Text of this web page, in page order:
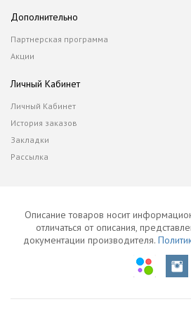
Дополнительно
Партнерская программа
Акции
Личный Кабинет
Личный Кабинет
История заказов
Закладки
Рассылка
Описание товаров носит
отличаться от описания,
документации производителя.